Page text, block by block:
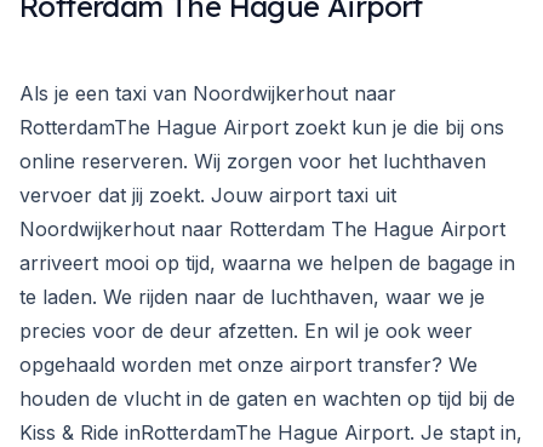
Als je een taxi van Noordwijkerhout naar
RotterdamThe Hague Airport zoekt kun je die bij ons
online reserveren. Wij zorgen voor het luchthaven
vervoer dat jij zoekt. Jouw airport taxi uit
Noordwijkerhout naar Rotterdam The Hague Airport
arriveert mooi op tijd, waarna we helpen de bagage in
te laden. We rijden naar de luchthaven, waar we je
precies voor de deur afzetten. En wil je ook weer
opgehaald worden met onze airport transfer? We
houden de vlucht in de gaten en wachten op tijd bij de
Kiss & Ride inRotterdamThe Hague Airport. Je stapt in,